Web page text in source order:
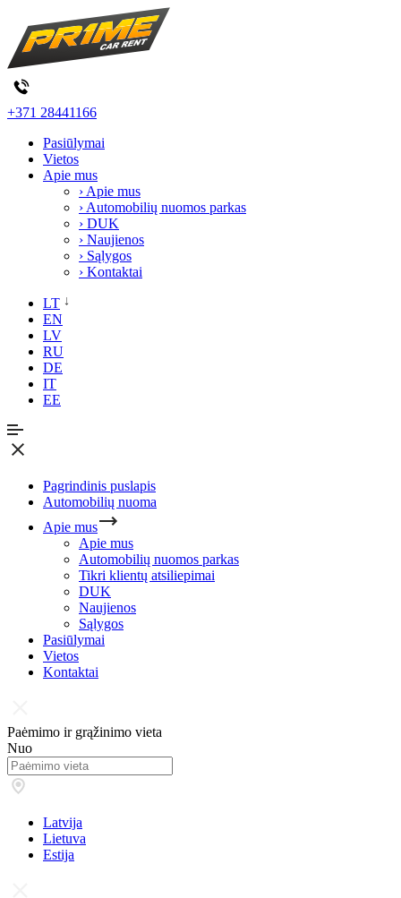
+371 28441166
Pasiūlymai
Vietos
Apie mus
› Apie mus
› Automobilių nuomos parkas
› DUK
› Naujienos
› Sąlygos
› Kontaktai
LT
EN
LV
RU
DE
IT
EE
Pagrindinis puslapis
Automobilių nuoma
Apie mus
Apie mus
Automobilių nuomos parkas
Tikri klientų atsiliepimai
DUK
Naujienos
Sąlygos
Pasiūlymai
Vietos
Kontaktai
Paėmimo ir grąžinimo vieta
Nuo
Latvija
Lietuva
Estija